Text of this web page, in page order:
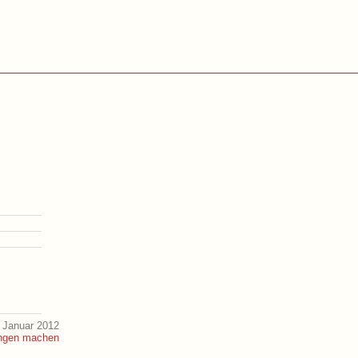
2012